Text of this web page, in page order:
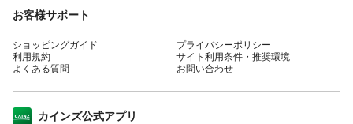
お客様サポート
ショッピングガイド
利用規約
よくある質問
プライバシーポリシー
サイト利用条件・推奨環境
お問い合わせ
カインズ公式アプリ